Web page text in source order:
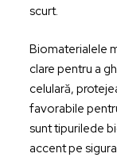
scurt.
Biomaterialele
clare pentru a
celulară,
favorabile
sunt tipurilede
accent pe